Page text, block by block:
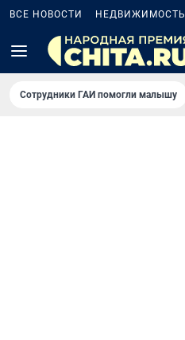
ВСЕ НОВОСТИ НЕДВИЖИМОСТЬ
Сотрудники ГАИ помогли малышу